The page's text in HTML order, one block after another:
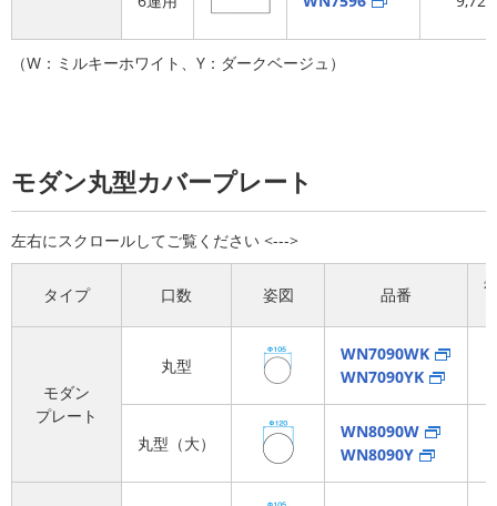
（W：ミルキーホワイト、Y：ダークベージュ）
モダン丸型カバープレート
タイプ 口数 姿図 品番
モダン
プレート
丸型
WN7090WK
WN7090YK
丸型（大）
WN8090W
WN8090Y